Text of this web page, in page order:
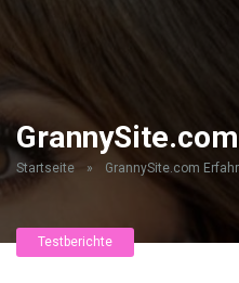
Startseite » GrannySite.com
Testberichte